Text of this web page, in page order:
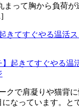
まって胸から負荷が
】起きてすぐやる温
クで肩凝りや猫背
になっています。と